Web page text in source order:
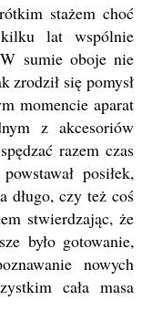
stażem choć
lat wspólnie
sumie oboje nie
zrodził się pomysł
momencie aparat
z akcesoriów
razem czas
posiłek,
długo, czy też coś
stwierdzając, że
było gotowanie,
nowych
cała masa